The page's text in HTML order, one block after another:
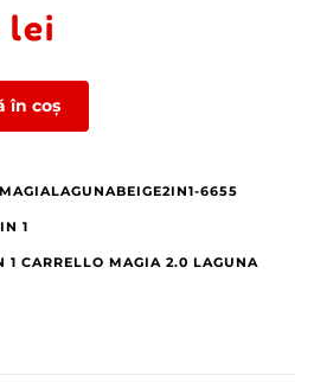
lei
în coș
6655
1
1 CARRELLO MAGIA 2.0 LAGUNA